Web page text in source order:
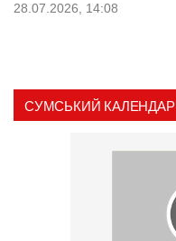
28.07.2026, 14:08
СУМСЬКИЙ КАЛЕНДАР